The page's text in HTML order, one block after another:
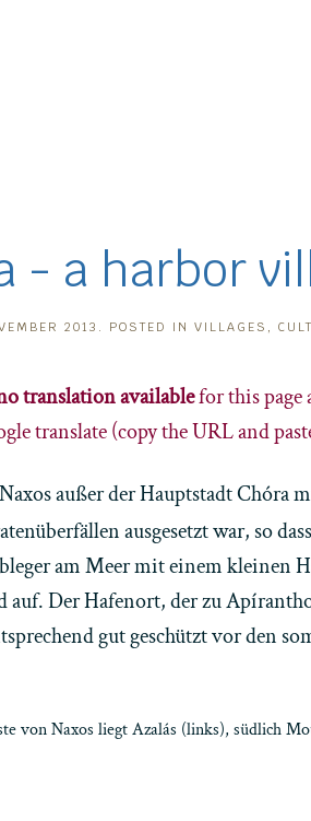
- a harbor
2013 . POSTED IN VILLAGES ,
translation availablefor this page
translate (copy the URL and
außer der Hauptstadt Chóra
ausgesetzt war, so
am Meer mit einem kleinen
auf. Der Hafenort, der zu
gut geschützt vor den
von Naxos liegt Azalás (links), südlich